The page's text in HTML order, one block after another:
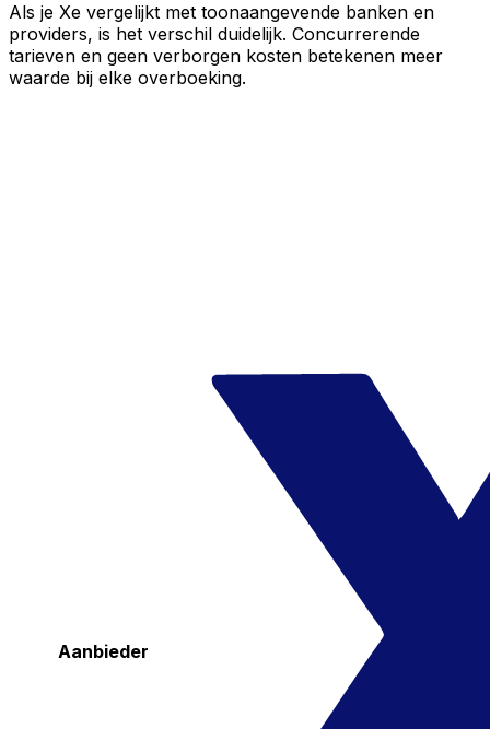
Als je Xe vergelijkt met toonaangevende banken en
providers, is het verschil duidelijk. Concurrerende
tarieven en geen verborgen kosten betekenen meer
waarde bij elke overboeking.
Aanbieder